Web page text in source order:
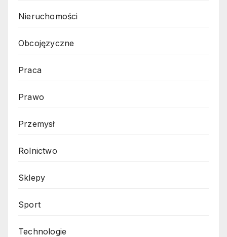
Nieruchomości
Obcojęzyczne
Praca
Prawo
Przemysł
Rolnictwo
Sklepy
Sport
Technologie